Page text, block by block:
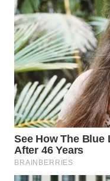
WN
SULSEL
WN
GORONTALO
WN
SULUT
WN
MALUKU